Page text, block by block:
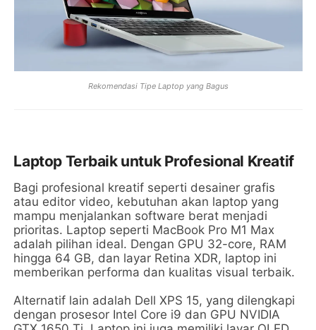
Rekomendasi Tipe Laptop yang Bagus
Laptop Terbaik untuk Profesional Kreatif
Bagi profesional kreatif seperti desainer grafis
atau editor video, kebutuhan akan laptop yang
mampu menjalankan software berat menjadi
prioritas. Laptop seperti MacBook Pro M1 Max
adalah pilihan ideal. Dengan GPU 32-core, RAM
hingga 64 GB, dan layar Retina XDR, laptop ini
memberikan performa dan kualitas visual terbaik.
Alternatif lain adalah Dell XPS 15, yang dilengkapi
dengan prosesor Intel Core i9 dan GPU NVIDIA